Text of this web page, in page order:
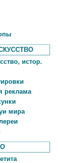
истор.
реклама
мира